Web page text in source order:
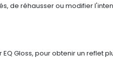
de réhausser ou modifier
Gloss, pour obtenir un reflet